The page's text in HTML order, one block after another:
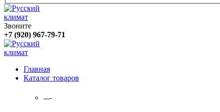
Звоните
+7 (920) 967-79-71
Главная
Каталог товаров
—-